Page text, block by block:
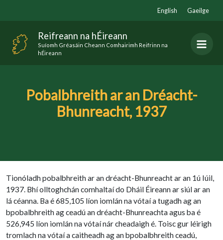
English Gaeilge
Reifreann na hÉireann
Suíomh Gréasáin Cheann Comhairimh Reifrinn na
hÉireann
Pobalbhreith ar an Dréacht-
Bhunreacht, 1937
Tionóladh pobalbhreith ar an dréacht-Bhunreacht ar an 1ú Iúil,
1937. Bhí olltoghchán comhaltaí do Dháil Éireann ar siúl ar an
lá céanna. Ba é 685,105 líon iomlán na vótaí a tugadh ag an
bpobalbhreith ag ceadú an dréacht-Bhunreachta agus ba é
526,945 líon iomlán na vótaí nár cheadaigh é. Toisc gur léirigh
tromlach na vótaí a caitheadh ag an bpobalbhreith ceadú,